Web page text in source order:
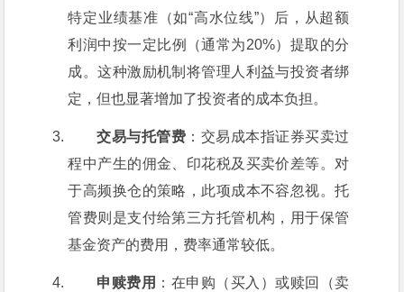
特定业绩基准（如“高水位线”）后，从超额
利润中按一定比例（通常为20%）提取的分
成。这种激励机制将管理人利益与投资者绑
定，但也显著增加了投资者的成本负担。
交易与托管费 ：交易成本指证券买卖过
程中产生的佣金、印花税及买卖价差等。对
于高频换仓的策略，此项成本不容忽视。托
管费则是支付给第三方托管机构，用于保管
基金资产的费用，费率通常较低。
申赎费用 ：在申购（买入）或赎回（卖